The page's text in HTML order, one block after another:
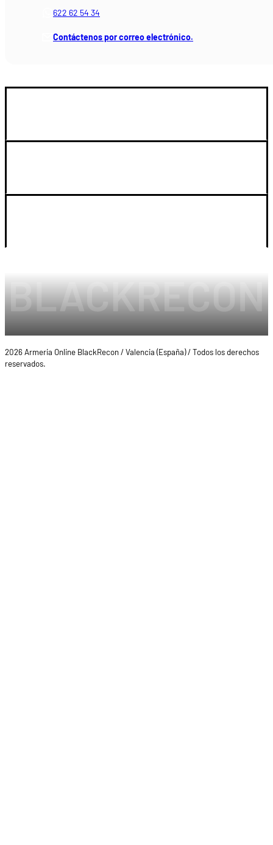
622 62 54 34
Contáctenos por correo electrónico.
2026 Armeria Online BlackRecon / Valencia (España) / Todos los derechos
reservados.